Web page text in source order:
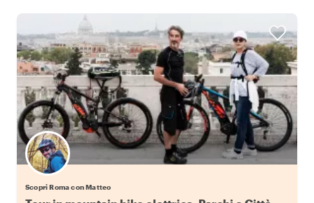
Scopri Roma con Matteo